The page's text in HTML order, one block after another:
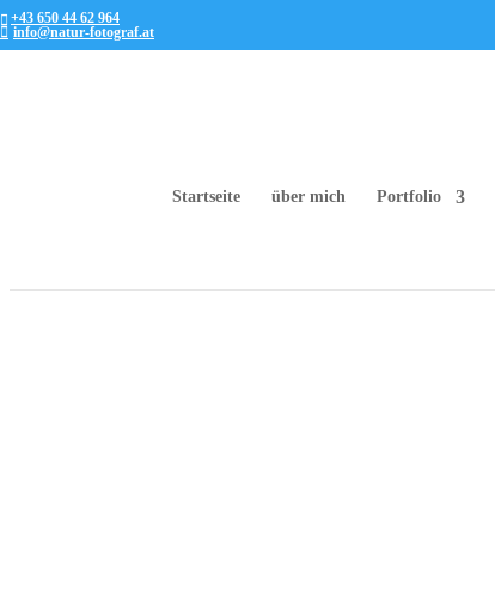
+43 650 44 62 964
info@natur-fotograf.at
Startseite über mich Portfolio